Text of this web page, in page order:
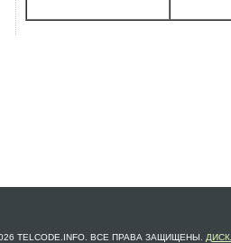
TELCODE.INFO. ВСЕ ПРАВА ЗАЩИЩЕНЫ.